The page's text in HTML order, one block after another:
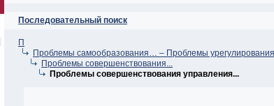
Последовательный поиск
П
Проблемы самообразования… – Проблемы
Проблемы совершенствования...
Проблемы совершенствования управления...